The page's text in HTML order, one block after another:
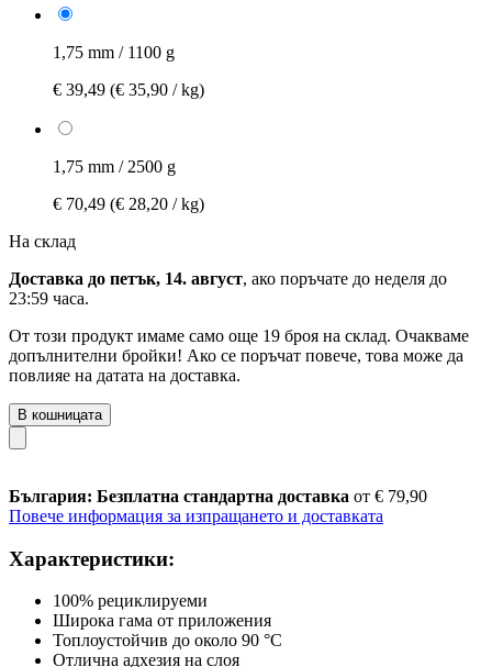
1,75 mm / 1100 g
€ 39,49 (€ 35,90 / kg)
1,75 mm / 2500 g
€ 70,49 (€ 28,20 / kg)
На склад
Доставка до петък, 14. август, ако поръчате до неделя до
23:59 часа.
От този продукт имаме само още 19 броя на склад. Очакваме
допълнителни бройки! Ако се поръчат повече, това може да
повлияе на датата на доставка.
В кошницата
България: Безплатна стандартна доставка от € 79,90
Повече информация за изпращането и доставката
Характеристики:
100% рециклируеми
Широка гама от приложения
Топлоустойчив до около 90 °C
Отлична адхезия на слоя